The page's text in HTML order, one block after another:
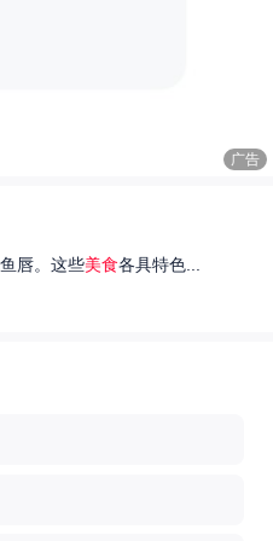
广告
唇。这些美食各具特色...